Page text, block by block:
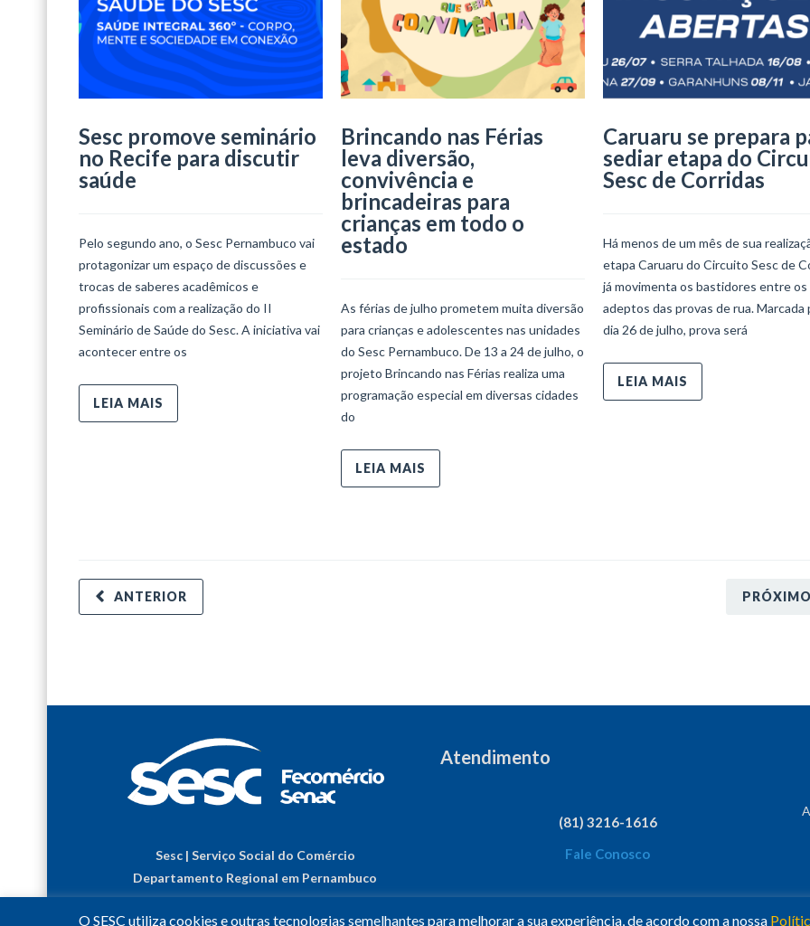
Sesc promove seminário
no Recife para discutir
saúde
Pelo segundo ano, o Sesc Pernambuco vai
protagonizar um espaço de discussões e
trocas de saberes acadêmicos e
profissionais com a realização do II
Seminário de Saúde do Sesc. A iniciativa vai
acontecer entre os
LEIA MAIS
Brincando nas Férias
leva diversão,
convivência e
brincadeiras para
crianças em todo o
estado
As férias de julho prometem muita diversão
para crianças e adolescentes nas unidades
do Sesc Pernambuco. De 13 a 24 de julho, o
projeto Brincando nas Férias realiza uma
programação especial em diversas cidades
do
LEIA MAIS
Caruaru se prepara
sediar etapa do
Sesc de Corridas
Há menos de um mês de sua
etapa Caruaru do Circuito Sesc de
já movimenta os bastidores entre os
adeptos das provas de rua. Marcada
dia 26 de julho, prova será
LEIA MAIS
PRÓXIMO
ANTERIOR
Sesc | Serviço Social do Comércio
Departamento Regional em Pernambuco
Atendimento
(81) 3216-1616
Fale Conosco
O SESC utiliza cookies e outras tecnologias semelhantes para melhorar a sua experiência, de acordo com a nossa